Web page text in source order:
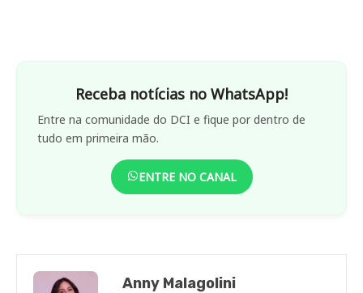
Receba notícias no WhatsApp!
Entre na comunidade do DCI e fique por dentro de
tudo em primeira mão.
ENTRE NO CANAL
Anny Malagolini